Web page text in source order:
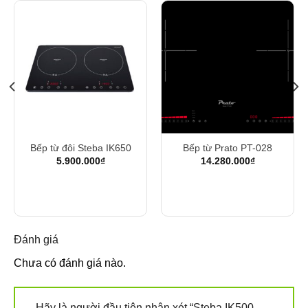
Bếp từ đôi Steba IK650
5.900.000₫
Bếp từ Prato PT-028
14.280.000₫
Đánh giá
Chưa có đánh giá nào.